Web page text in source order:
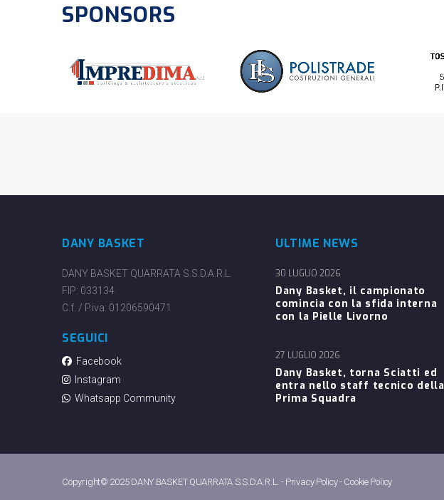
SPONSORS
DANY BASKET
DANY BASKET QUARRATA S.S.D.A.R.L.
FIP: 033134
C.f. / P.iva: 01206590471
SEGUICI
Facebook
Instagram
Whatsapp Community
ULTIME NEWS
Dany Basket, il campionato
comincia con la sfida interna
con la Pielle Livorno
30 LUGLIO 2026
Dany Basket, torna Sciatti ed
entra nello staff tecnico della
Prima Squadra
27 LUGLIO 2026
Copyright© 2025 DANY BASKET QUARRATA S.S.D.A.R.L. - Privacy Policy- Cookie Policy